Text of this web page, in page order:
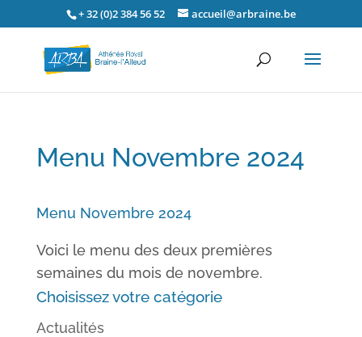
+ 32 (0)2 384 56 52 accueil@arbraine.be
Menu Novembre 2024
Menu Novembre 2024
Voici le menu des deux premières
semaines du mois de novembre.
Choisissez votre catégorie
Actualités